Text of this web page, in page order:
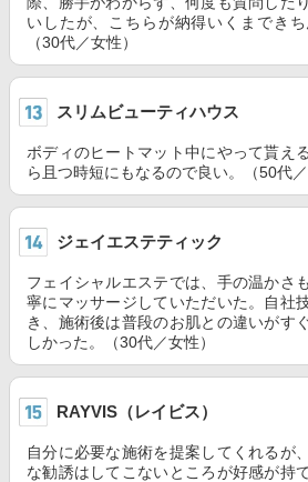
いしたが、こちらが納得いくまできち
（30代／女性）
スリムビューティハウス
ボディのヒートマット中にやって貰え
ら且つ時短にもなるので良い。（50代／
ジェイエステティック
フェイシャルエステでは、手の温かさ
寧にマッサージしていただいた。自社
き、施術後は普段のお肌との違いがす
しかった。（30代／女性）
RAYVIS（レイビス）
自分に必要な施術を提案してくれるが
な勧誘はしてこないところが好感が持